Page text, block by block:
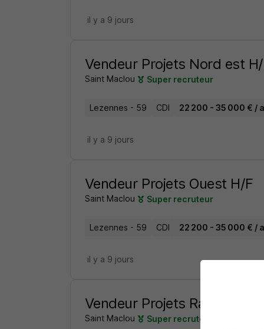
il y a 9 jours
Vendeur Projets Nord est
Saint Maclou Super recruteur
Lezennes - 59 CDI 22 200 - 35 000 € /
il y a 9 jours
Vendeur Projets Ouest H/F
Saint Maclou Super recruteur
Lezennes - 59 CDI 22 200 - 35 000 € /
il y a 9 jours
Vendeur Projets Raa H/F
Saint Maclou Super recruteur